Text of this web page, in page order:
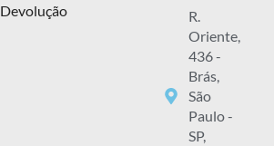
Devolução
R.
Oriente,
436 -
Brás,
São
Paulo -
SP,